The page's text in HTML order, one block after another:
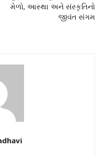
મેળો, આસ્થા અને સંસ્કૃતિનો
જીવંત સંગમ